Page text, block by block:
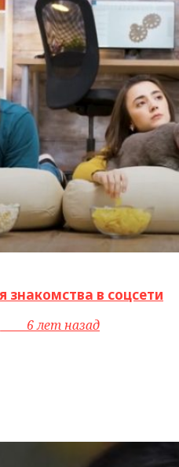
знакомства в соцсети
6 лет назад